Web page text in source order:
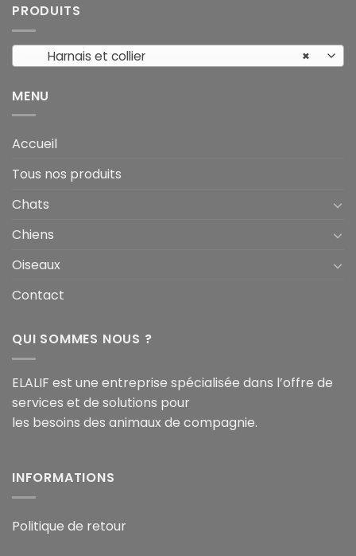
PRODUITS
×
Harnais et collier
MENU
Accueil
Tous nos produits
Chats
Chiens
Oiseaux
Contact
QUI SOMMES NOUS ?
ELALIF est une entreprise spécialisée dans l’offre de
services et de solutions pour
les besoins des animaux de compagnie.
INFORMATIONS
Politique de retour